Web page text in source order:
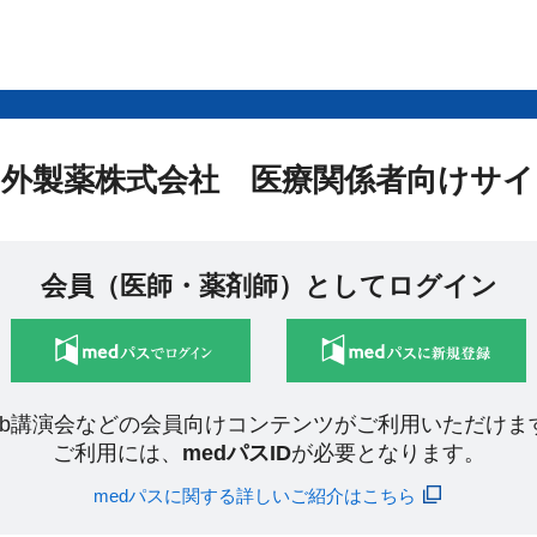
製薬株式会社 医療関係者向けサ
会員（医師・薬剤師）としてログイン
講演会などの会員向けコンテンツがご利用いただけま
ご利用には、 medパスIDが必要となります。
medパスに関する詳しいご紹介はこちら